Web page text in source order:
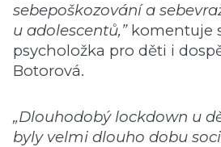
sebepoškozování a
u adolescentů,” komentuje
psycholožka pro děti i
Botorová.
„Dlouhodobý lockdown u
byly velmi dlouho dobu